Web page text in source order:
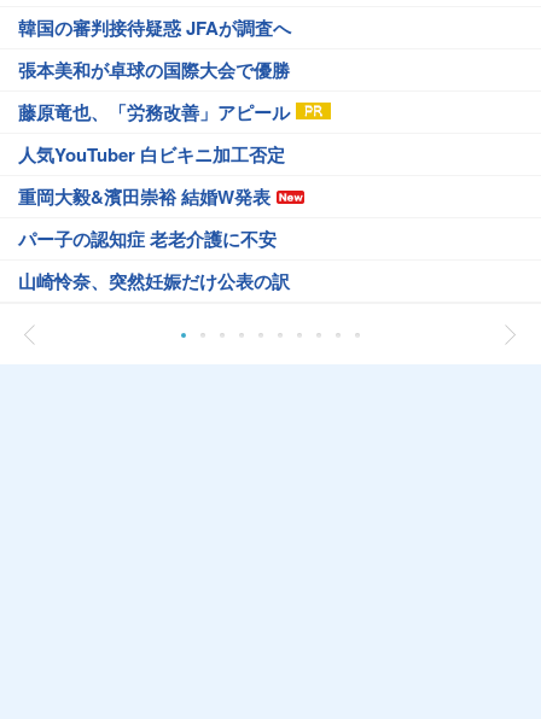
韓国の審判接待疑惑 JFAが調査へ
張本美和が卓球の国際大会で優勝
藤原竜也、「労務改善」アピール
人気YouTuber 白ビキニ加工否定
重岡大毅&濱田崇裕 結婚W発表
パー子の認知症 老老介護に不安
山崎怜奈、突然妊娠だけ公表の訳